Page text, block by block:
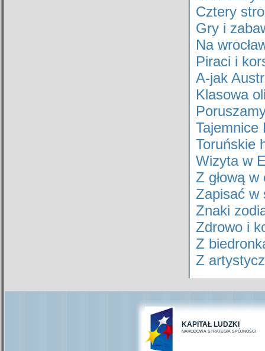
Cztery
Gry i
Na
Piraci i
A-jak
Klasowa
Tajemnice
Toruńskie
Wizyta w
Z głową
Zapisać w
Znaki
Zdrowo i
Z
Z
KAPITAŁ LUDZKI
NARODOWA STRATEGIA SPÓJNOŚCI